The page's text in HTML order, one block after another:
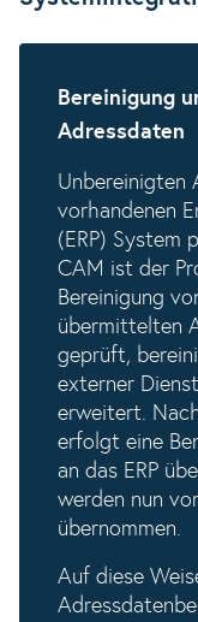
Bereinigung
Adressdaten
Unbereinigten
vorhandenen
(ERP) System
CAM ist der
Bereinigung
übermittelten
geprüft,
externer
erweitert.
erfolgt eine
an das ERP
werden nun
übernommen.
Auf diese